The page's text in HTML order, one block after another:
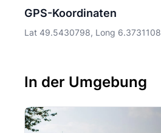
GPS-Koordinaten
Lat 49.5430798, Long 6.3731108
In der Umgebung